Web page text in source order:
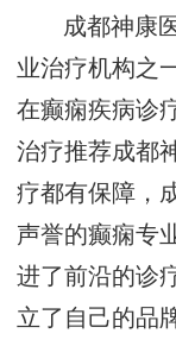
成都神康
业治疗机构之
在癫痫疾病诊
治疗推荐成都
疗都有保障，
声誉的癫痫专
进了前沿的诊
立了自己的品